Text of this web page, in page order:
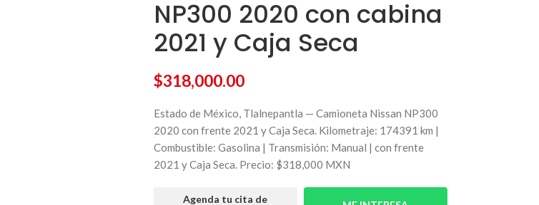
NP300 2020 con cabina
2021 y Caja Seca
$318,000.00
Estado de México, Tlalnepantla — Camioneta Nissan NP300
2020 con frente 2021 y Caja Seca. Kilometraje: 174391 km |
Combustible: Gasolina | Transmisión: Manual | con frente
2021 y Caja Seca. Precio: $318,000 MXN
Agenda tu cita de